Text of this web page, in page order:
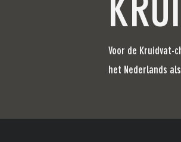
Voor de Kruidvat-
het Nederlands